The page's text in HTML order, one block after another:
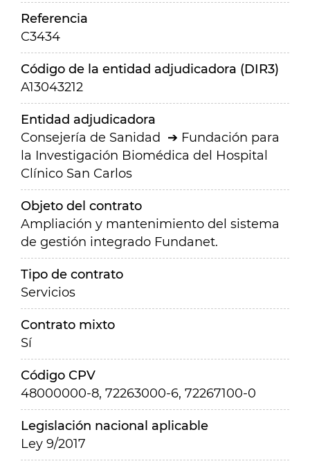
Referencia
C3434
Código de la entidad adjudicadora (DIR3)
A13043212
Entidad adjudicadora
Consejería de Sanidad
Fundación para
la Investigación Biomédica del Hospital
Clínico San Carlos
Objeto del contrato
Ampliación y mantenimiento del sistema
de gestión integrado Fundanet.
Tipo de contrato
Servicios
Contrato mixto
Sí
Código CPV
48000000-8, 72263000-6, 72267100-0
Legislación nacional aplicable
Ley 9/2017